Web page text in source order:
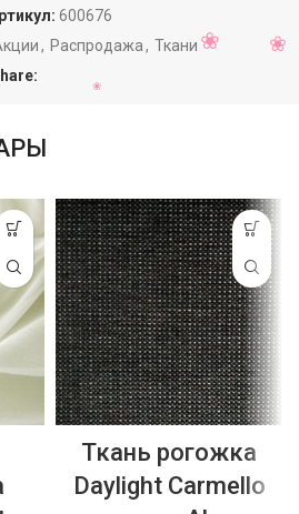
600676
, Распродажа, Ткани
Ткань рогожка
Daylight Carmello